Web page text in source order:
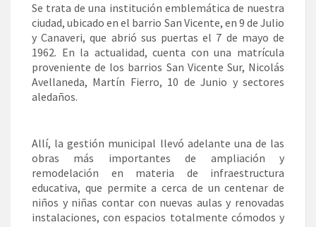
Se trata de una institución emblemática de nuestra
ciudad, ubicado en el barrio San Vicente, en 9 de Julio
y Canaveri, que abrió sus puertas el 7 de mayo de
1962. En la actualidad, cuenta con una matrícula
proveniente de los barrios San Vicente Sur, Nicolás
Avellaneda, Martín Fierro, 10 de Junio y sectores
aledaños.
Allí, la gestión municipal llevó adelante una de las
obras más importantes de ampliación y
remodelación en materia de infraestructura
educativa, que permite a cerca de un centenar de
niños y niñas contar con nuevas aulas y renovadas
instalaciones, con espacios totalmente cómodos y